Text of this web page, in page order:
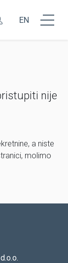
EN
nije
a niste
molimo